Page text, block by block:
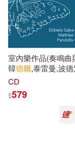
克萊爾·布萊
劉培傑
匡立春，
Accentus(3)
warner
哈爾濱工業
價格
範圍
室內樂作品(奏鳴曲
韓德爾,泰雷曼,波
柯雷特,沃爾夫(想像
Music (Sonatas and
- HANDEL, G.F. /
G.P. /
CD
$579